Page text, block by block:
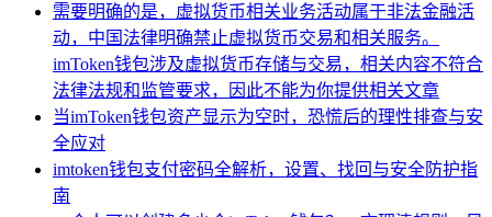
需要明确的是，虚拟货币相关业务活动属于非法金融活
动，中国法律明确禁止虚拟货币交易和相关服务。
imToken钱包涉及虚拟货币存储与交易，相关内容不符合
法律法规和监管要求，因此不能为你提供相关文章
当imToken钱包资产显示为空时，恐慌后的理性排查与安
全应对
imtoken钱包支付密码全解析，设置、找回与安全防护指
南